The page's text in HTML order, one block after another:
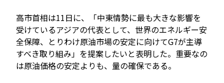
高市首相は11日に、「中東情勢に最も大きな影響を
受けているアジアの代表として、世界のエネルギー安
全保障、とりわけ原油市場の安定に向けてG7が主導
すべき取り組み」を提案したいと表明した。重要なの
は原油価格の安定よりも、量の確保である。